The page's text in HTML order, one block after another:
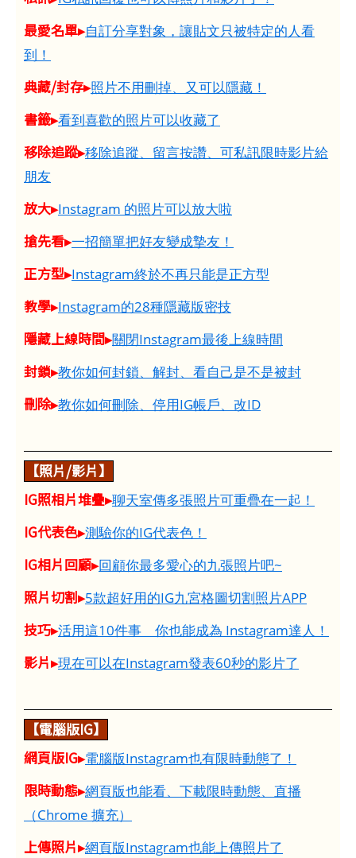
最愛名單▸自訂分享對象，讓貼文只被特定的人看
到！
典藏/封存▸照片不用刪掉、又可以隱藏！
書籤▸看到喜歡的照片可以收藏了
移除追蹤▸移除追蹤、留言按讚、可私訊限時影片給
朋友
放大▸Instagram 的照片可以放大啦
搶先看▸一招簡單把好友變成摯友！
正方型▸Instagram終於不再只能是正方型
教學▸Instagram的28種隱藏版密技
隱藏上線時間▸關閉Instagram最後上線時間
封鎖▸教你如何封鎖、解封、看自己是不是被封
刪除▸教你如何刪除、停用IG帳戶、改ID
【照片/影片】
IG照相片堆疊▸聊天室傳多張照片可重疊在一起！
IG代表色▸測驗你的IG代表色！
IG相片回顧▸回顧你最多愛心的九張照片吧~
照片切割▸5款超好用的IG九宮格圖切割照片APP
技巧▸活用這10件事 你也能成為 Instagram達人！
影片▸現在可以在Instagram發表60秒的影片了
【電腦版IG】
網頁版IG▸電腦版Instagram也有限時動態了！
限時動態▸網頁版也能看、下載限時動態、直播
（Chrome 擴充）
上傳照片▸網頁版Instagram也能上傳照片了